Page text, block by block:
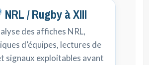
NRL / Rugby à XIII
des affiches NRL,
d’équipes, lectures de
signaux exploitables avant